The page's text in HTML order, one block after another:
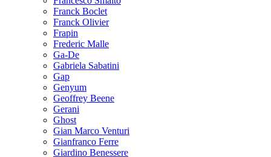
Franck Boclet
Franck Olivier
Frapin
Frederic Malle
Ga-De
Gabriela Sabatini
Gap
Genyum
Geoffrey Beene
Gerani
Ghost
Gian Marco Venturi
Gianfranco Ferre
Giardino Benessere